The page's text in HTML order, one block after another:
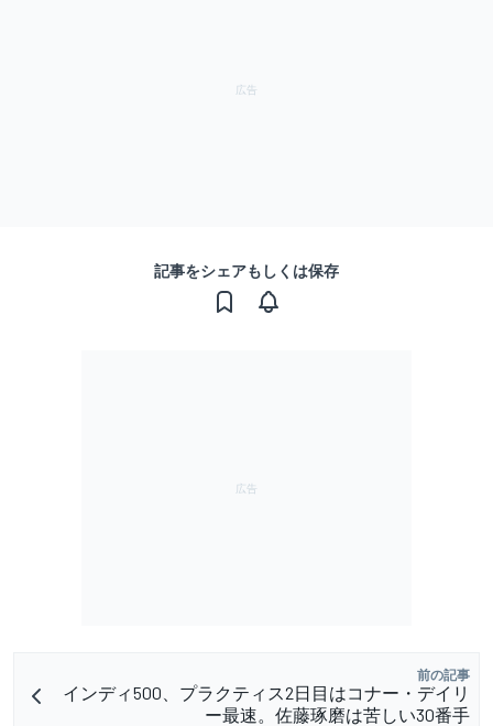
記事をシェアもしくは保存
前の記事
インディ500、プラクティス2日目はコナー・デイリ
ー最速。佐藤琢磨は苦しい30番手